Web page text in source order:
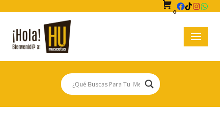
Saltar
al
contenido
0